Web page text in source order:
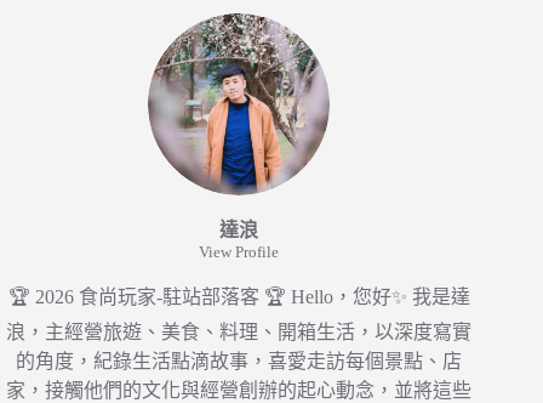
達浪
View Profile
🏆 2026 食尚玩家-駐站部落客 🏆 Hello，您好✨ 我是達
浪，主經營旅遊、美食、料理、開箱生活，以深度寫實
的角度，紀錄生活點滴故事，喜愛走訪每個景點、店
家，接觸他們的文化與經營創辦的起心動念，並將這些